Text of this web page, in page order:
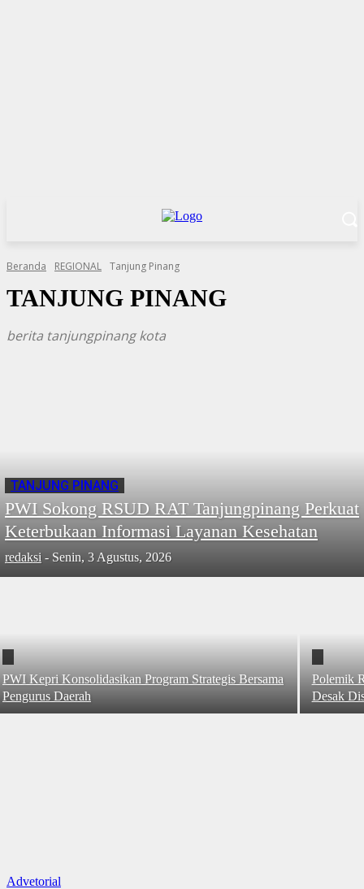
Beranda REGIONAL Tanjung Pinang
TANJUNG PINANG
berita tanjungpinang kota
TANJUNG PINANG
PWI Sokong RSUD RAT Tanjungpinang Perkuat
Keterbukaan Informasi Layanan Kesehatan
redaksi - Senin, 3 Agustus, 2026
PWI Kepri Konsolidasikan Program Strategis Bersama
Pengurus Daerah
Polemik
Desak
Advetorial